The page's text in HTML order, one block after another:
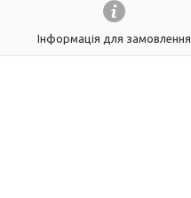
Інформація для замовлення